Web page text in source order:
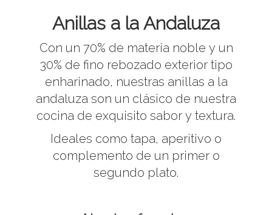
Anillas a la Andaluza
Con un 70% de materia noble y un
30% de fino rebozado exterior tipo
enharinado, nuestras anillas a la
andaluza son un clásico de nuestra
cocina de exquisito sabor y textura.
Ideales como tapa, aperitivo o
complemento de un primer o
segundo plato.